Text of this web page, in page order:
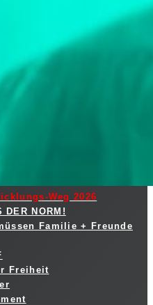
Weg 2026
DER NORM!
Familie + Freunde
Freiheit